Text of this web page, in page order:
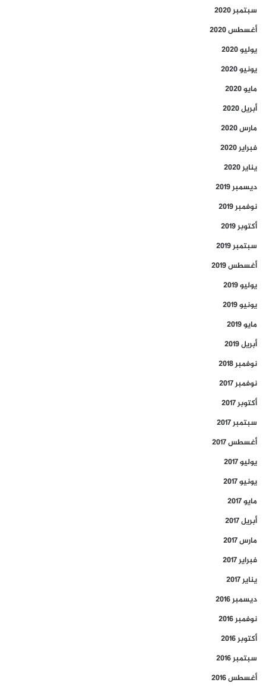
سبتمبر 2020
أغسطس 2020
يوليو 2020
يونيو 2020
مايو 2020
أبريل 2020
مارس 2020
فبراير 2020
يناير 2020
ديسمبر 2019
نوفمبر 2019
أكتوبر 2019
سبتمبر 2019
أغسطس 2019
يوليو 2019
يونيو 2019
مايو 2019
أبريل 2019
نوفمبر 2018
نوفمبر 2017
أكتوبر 2017
سبتمبر 2017
أغسطس 2017
يوليو 2017
يونيو 2017
مايو 2017
أبريل 2017
مارس 2017
فبراير 2017
يناير 2017
ديسمبر 2016
نوفمبر 2016
أكتوبر 2016
سبتمبر 2016
أغسطس 2016